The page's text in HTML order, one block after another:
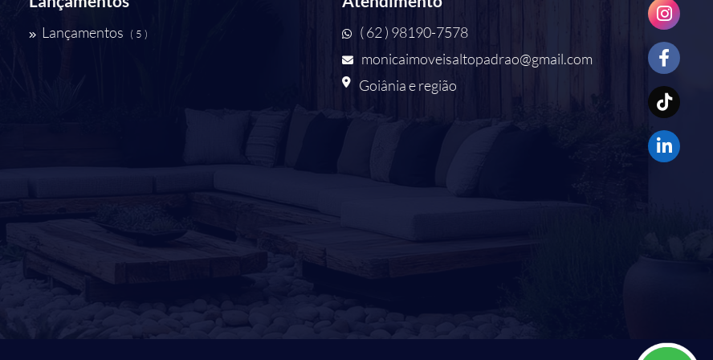
Lançamentos ( 5 )
( 62 ) 98190-7578
monicaimoveisaltopadrao@gmail.com
Goiânia e região